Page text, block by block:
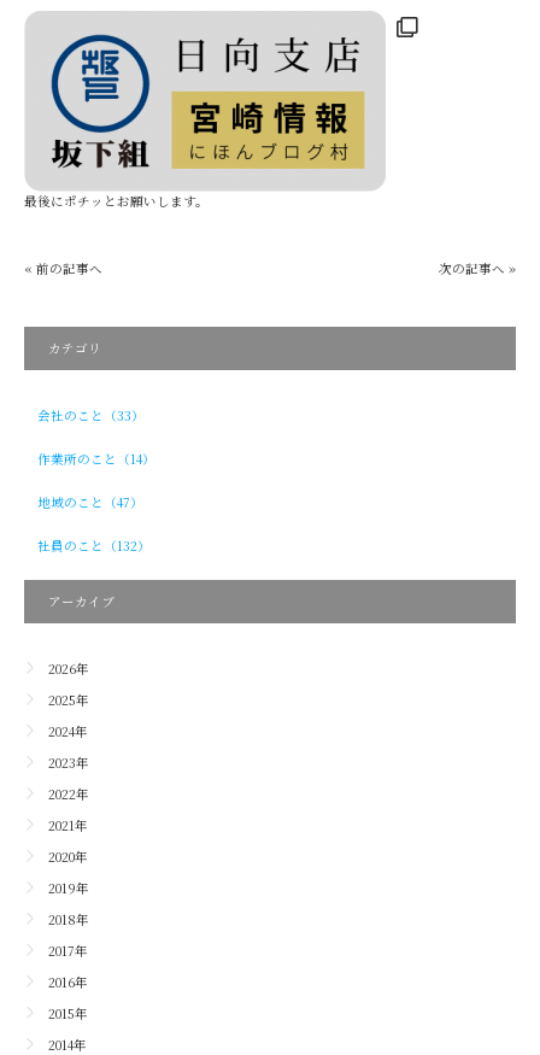
最後にポチッとお願いします。
« 前の記事へ 次の記事へ »
カテゴリ
会社のこと（33）
作業所のこと（14）
地域のこと（47）
社員のこと（132）
アーカイブ
2026年
2025年
2024年
2023年
2022年
2021年
2020年
2019年
2018年
2017年
2016年
2015年
2014年